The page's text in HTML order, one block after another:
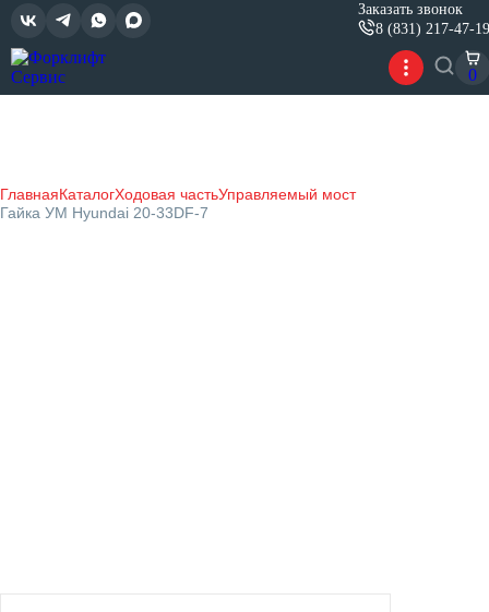
Заказать звонок
8 (831) 217-47-19
0
ГлавнаяКаталогХодовая частьУправляемый мост
Гайка УМ Hyundai 20-33DF-7